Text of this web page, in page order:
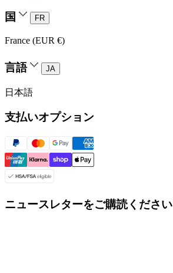
国 FR
France (EUR €)
言語 JA
日本語
支払いオプション
ニュースレターをご購読ください